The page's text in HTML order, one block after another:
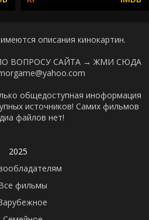
описания кинокартин.
ВОПРОСУ САЙТА → ЖМИ СЮДА
общедоступная иноформация
источников! Самих фильмов
файлов нет!
2025
фильмы